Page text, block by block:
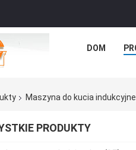
DOM
Maszyna do kucia
PRODUKTY